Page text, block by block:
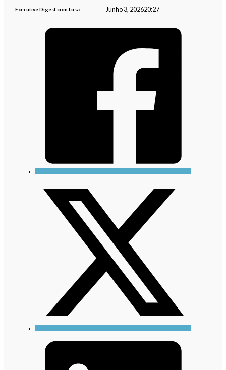
Executive Digest com Lusa Junho 3, 202620:27